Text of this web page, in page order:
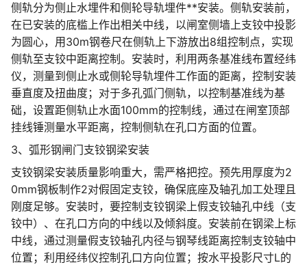
侧轨分为侧止水埋件和侧轮导轨埋件**安装。侧轨安装前，
在已安装的底槛上作出相关中线，以闸室侧墙上支铰中投影
为圆心，用30m钢卷尺在侧轨上下游放出8组控制点，实现
侧轨至支铰中距离控制。安装时，利用两条基准线布置经纬
仪，测量到侧止水或侧轮导轨埋件工作面的距离，控制安装
垂直度及扭曲度；对于多孔弧门侧轨，以控制基准线为基
础，设置距侧轨止水面100mm的控制线，通过在闸室顶部
挂线锤测量水平距离，控制侧轨在孔口方面的位置。
3、弧形钢闸门支铰钢梁安装
支铰钢梁安装质量影响重大，需严格把控。预先用厚度为2
0mm钢板制作2对假固定支铰，确保底座及轴孔加工处理且
刚度足够。安装时，要控制支铰钢梁上假支铰轴孔中线（支
铰中）、在孔口方向的中线以及倾斜度。安装前在钢梁上标
中线，通过测量假支铰轴孔内径与钢琴线距离控制支铰轴中
位置；利用经纬仪控制孔口方向位置；按水平投影尺寸L的